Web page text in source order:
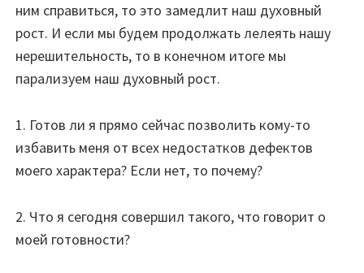
ним справиться, то это замедлит наш духовный
рост. И если мы будем продолжать лелеять нашу
нерешительность, то в конечном итоге мы
парализуем наш духовный рост.
1. Готов ли я прямо сейчас позволить кому-то
избавить меня от всех недостатков дефектов
моего характера? Если нет, то почему?
2. Что я сегодня совершил такого, что говорит о
моей готовности?